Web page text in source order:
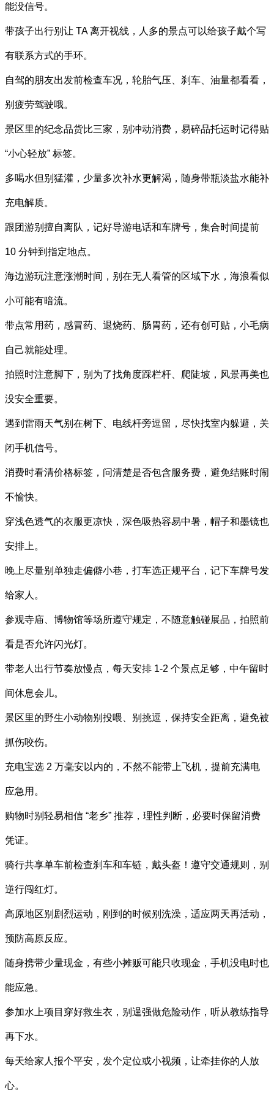
能没信号。
带孩子出行别让 TA 离开视线，人多的景点可以给孩子戴个写
有联系方式的手环。
自驾的朋友出发前检查车况，轮胎气压、刹车、油量都看看，
别疲劳驾驶哦。
景区里的纪念品货比三家，别冲动消费，易碎品托运时记得贴
“小心轻放” 标签。
多喝水但别猛灌，少量多次补水更解渴，随身带瓶淡盐水能补
充电解质。
跟团游别擅自离队，记好导游电话和车牌号，集合时间提前
10 分钟到指定地点。
海边游玩注意涨潮时间，别在无人看管的区域下水，海浪看似
小可能有暗流。
带点常用药，感冒药、退烧药、肠胃药，还有创可贴，小毛病
自己就能处理。
拍照时注意脚下，别为了找角度踩栏杆、爬陡坡，风景再美也
没安全重要。
遇到雷雨天气别在树下、电线杆旁逗留，尽快找室内躲避，关
闭手机信号。
消费时看清价格标签，问清楚是否包含服务费，避免结账时闹
不愉快。
穿浅色透气的衣服更凉快，深色吸热容易中暑，帽子和墨镜也
安排上。
晚上尽量别单独走偏僻小巷，打车选正规平台，记下车牌号发
给家人。
参观寺庙、博物馆等场所遵守规定，不随意触碰展品，拍照前
看是否允许闪光灯。
带老人出行节奏放慢点，每天安排 1-2 个景点足够，中午留时
间休息会儿。
景区里的野生小动物别投喂、别挑逗，保持安全距离，避免被
抓伤咬伤。
充电宝选 2 万毫安以内的，不然不能带上飞机，提前充满电
应急用。
购物时别轻易相信 “老乡” 推荐，理性判断，必要时保留消费
凭证。
骑行共享单车前检查刹车和车链，戴头盔！遵守交通规则，别
逆行闯红灯。
高原地区别剧烈运动，刚到的时候别洗澡，适应两天再活动，
预防高原反应。
随身携带少量现金，有些小摊贩可能只收现金，手机没电时也
能应急。
参加水上项目穿好救生衣，别逞强做危险动作，听从教练指导
再下水。
每天给家人报个平安，发个定位或小视频，让牵挂你的人放
心。